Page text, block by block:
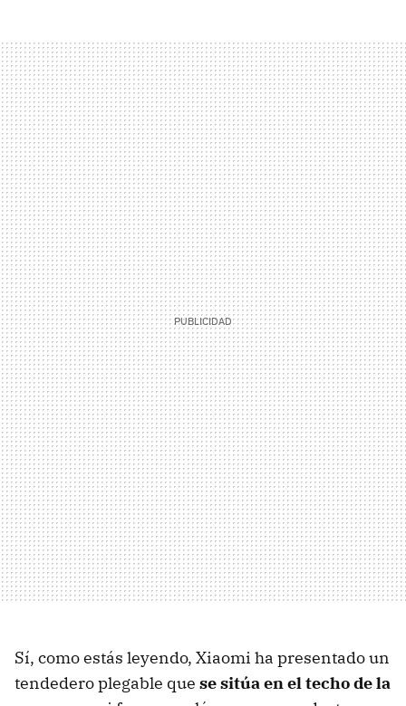
Sí, como estás leyendo, Xiaomi ha presentado un
tendedero plegable que se sitúa en el techo de la